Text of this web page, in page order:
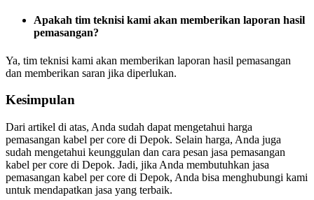
Apakah tim teknisi kami akan memberikan laporan hasil
pemasangan?
Ya, tim teknisi kami akan memberikan laporan hasil pemasangan
dan memberikan saran jika diperlukan.
Kesimpulan
Dari artikel di atas, Anda sudah dapat mengetahui harga
pemasangan kabel per core di Depok. Selain harga, Anda juga
sudah mengetahui keunggulan dan cara pesan jasa pemasangan
kabel per core di Depok. Jadi, jika Anda membutuhkan jasa
pemasangan kabel per core di Depok, Anda bisa menghubungi kami
untuk mendapatkan jasa yang terbaik.